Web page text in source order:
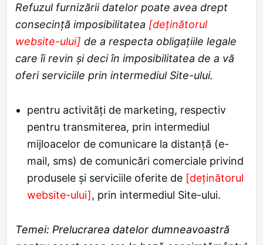
Refuzul furnizării datelor poate avea drept
consecință imposibilitatea [deținătorul
website-ului] de a respecta obligațiile legale
care îi revin și deci în imposibilitatea de a vă
oferi serviciile prin intermediul Site-ului.
pentru activităţi de marketing, respectiv
pentru transmiterea, prin intermediul
mijloacelor de comunicare la distanţă (e-
mail, sms) de comunicări comerciale privind
produsele şi serviciile oferite de [deținătorul
website-ului], prin intermediul Site-ului.
Temei: Prelucrarea datelor dumneavoastră